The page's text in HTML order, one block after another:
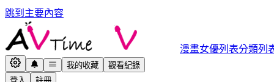
跳到主要內容
漫畫女優列表分類列
我的收藏
觀看紀錄